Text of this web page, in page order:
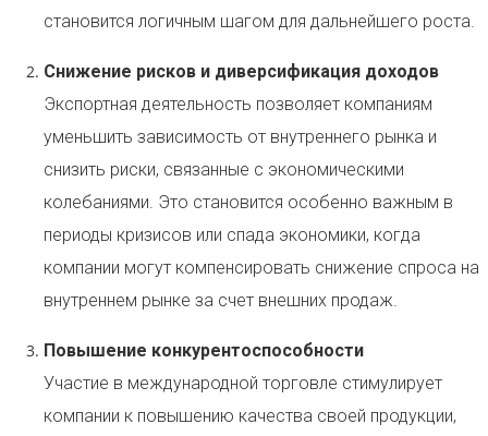
становится логичным шагом для дальнейшего роста.
Снижение рисков и диверсификация доходов
Экспортная деятельность позволяет компаниям
уменьшить зависимость от внутреннего рынка и
снизить риски, связанные с экономическими
колебаниями. Это становится особенно важным в
периоды кризисов или спада экономики, когда
компании могут компенсировать снижение спроса на
внутреннем рынке за счет внешних продаж.
Повышение конкурентоспособности
Участие в международной торговле стимулирует
компании к повышению качества своей продукции,